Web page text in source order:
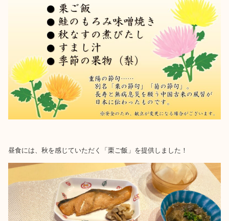
昼食には、秋を感じていただく「栗ご飯」を提供しました！